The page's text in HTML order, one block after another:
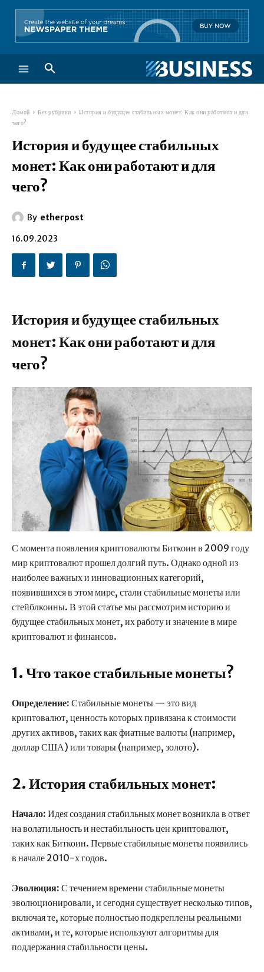
Домой Без рубрики
История и будущее стабильных монет: Как они работают и для
чего?
История и будущее стабильных
монет: Как они работают и для
чего?
By etherpost
16.09.2023
История и будущее стабильных
монет: Как они работают и для
чего?
С момента появления криптовалюты Биткоин в 2009 году
мир криптовалют прошел долгий путь. Однако одной из
наиболее важных и инновационных категорий,
появившихся в этом мире, стали стабильные монеты или
стейблкоины. В этой статье мы рассмотрим историю и
будущее стабильных монет, их работу и значение в мире
криптовалют и финансов.
1. Что такое стабильные монеты?
Определение: Стабильные монеты — это вид
криптовалют, ценность которых привязана к стоимости
других активов, таких как фиатные валюты (например,
доллар США) или товары (например, золото).
2. История стабильных монет:
Начало: Идея создания стабильных монет возникла в ответ
на волатильность и нестабильность цен криптовалют,
таких как Биткоин. Первые стабильные монеты появились
в начале 2010-х годов.
Эволюция: С течением времени стабильные монеты
эволюционировали, и сегодня существует несколько типов,
включая те, которые полностью подкреплены реальными
активами, и те, которые используют алгоритмы для
поддержания стабильности цены.